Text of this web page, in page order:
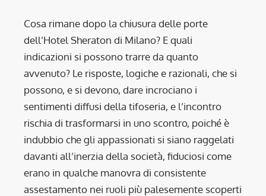
Cosa rimane dopo la chiusura delle porte
dell’Hotel Sheraton di Milano? E quali
indicazioni si possono trarre da quanto
avvenuto? Le risposte, logiche e razionali, che si
possono, e si devono, dare incrociano i
sentimenti diffusi della tifoseria, e l’incontro
rischia di trasformarsi in uno scontro, poiché è
indubbio che gli appassionati si siano raggelati
davanti all’inerzia della società, fiduciosi come
erano in qualche manovra di consistente
assestamento nei ruoli più palesemente scoperti